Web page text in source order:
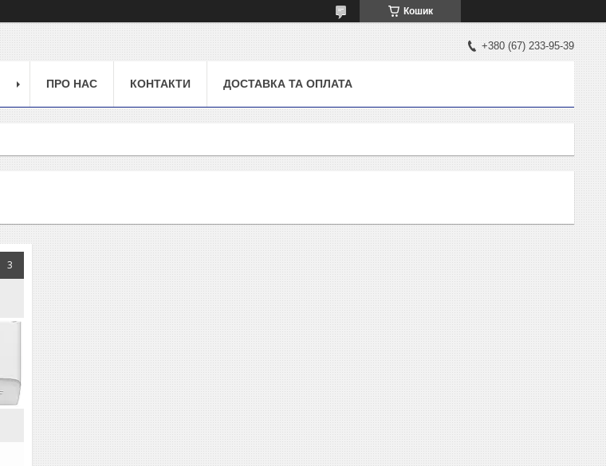
Кошик
+380 (67) 233-95-39
ПРО НАС КОНТАКТИ ДОСТАВКА ТА ОПЛАТА
3